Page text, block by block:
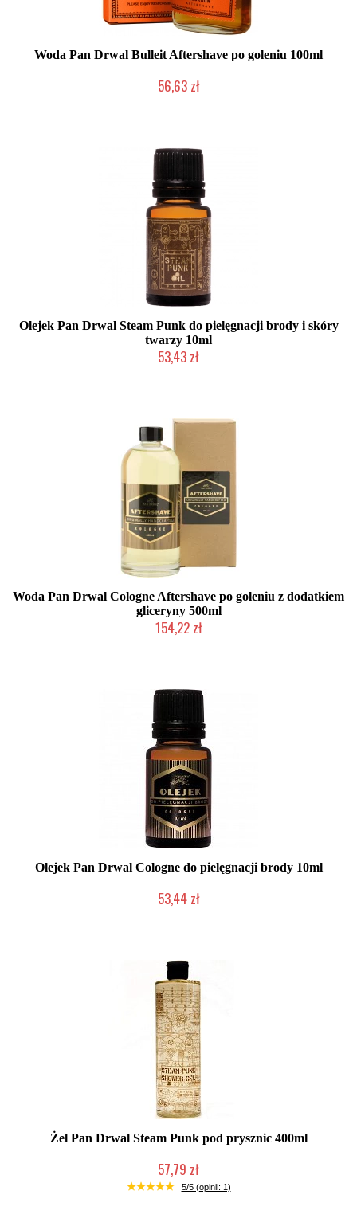
Woda Pan Drwal Bulleit Aftershave po goleniu 100ml
56,63 zł
Olejek Pan Drwal Steam Punk do pielęgnacji brody i skóry
twarzy 10ml
53,43 zł
Woda Pan Drwal Cologne Aftershave po goleniu z dodatkiem
gliceryny 500ml
154,22 zł
Olejek Pan Drwal Cologne do pielęgnacji brody 10ml
53,44 zł
Żel Pan Drwal Steam Punk pod prysznic 400ml
57,79 zł
Duża ilość (wysyłka w 24h)
5/5 (opinii: 1)